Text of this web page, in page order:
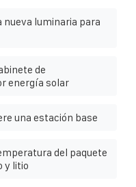
nueva luminaria para
de
energía solar
una estación base
del paquete
y litio